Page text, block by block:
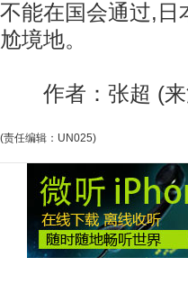
不能在国会通过,日
尬境地。
作者：张超 (来
(责任编辑：UN025)